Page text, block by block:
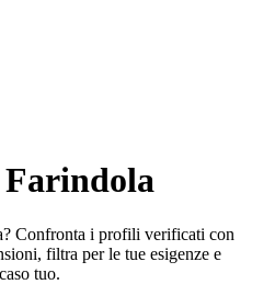
Farindola
Confronta i profili verificati con
filtra per le tue esigenze e
tuo.